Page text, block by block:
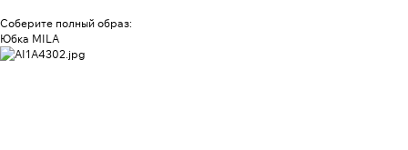
Соберите полный образ:
Юбка MILA